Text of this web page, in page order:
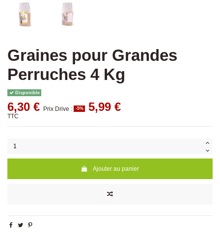
Graines pour Grandes
Perruches 4 Kg
Disponible
6,30 € Prix Drive : -5% 5,99 €
TTC
Ajouter au panier